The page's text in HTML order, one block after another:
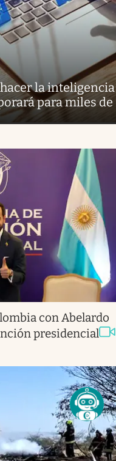
la inteligencia
para miles de
con Abelardo
presidencial